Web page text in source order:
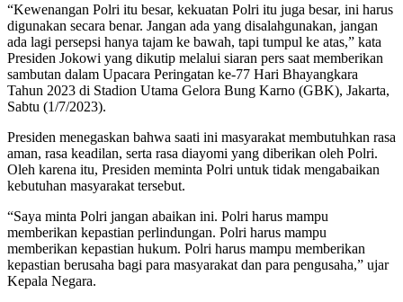
“Kewenangan Polri itu besar, kekuatan Polri itu juga besar, ini harus
digunakan secara benar. Jangan ada yang disalahgunakan, jangan
ada lagi persepsi hanya tajam ke bawah, tapi tumpul ke atas,” kata
Presiden Jokowi yang dikutip melalui siaran pers saat memberikan
sambutan dalam Upacara Peringatan ke-77 Hari Bhayangkara
Tahun 2023 di Stadion Utama Gelora Bung Karno (GBK), Jakarta,
Sabtu (1/7/2023).
Presiden menegaskan bahwa saati ini masyarakat membutuhkan rasa
aman, rasa keadilan, serta rasa diayomi yang diberikan oleh Polri.
Oleh karena itu, Presiden meminta Polri untuk tidak mengabaikan
kebutuhan masyarakat tersebut.
“Saya minta Polri jangan abaikan ini. Polri harus mampu
memberikan kepastian perlindungan. Polri harus mampu
memberikan kepastian hukum. Polri harus mampu memberikan
kepastian berusaha bagi para masyarakat dan para pengusaha,” ujar
Kepala Negara.